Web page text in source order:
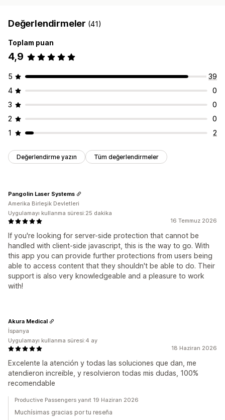
Değerlendirmeler (41)
Toplam puan
4,9
5
39
4
0
3
0
2
0
1
2
Değerlendirme yazın Tüm değerlendirmeler
16 Temmuz 2026
If you're looking for server-side protection that cannot be
handled with client-side javascript, this is the way to go. With
this app you can provide further protections from users being
able to access content that they shouldn't be able to do. Their
support is also very knowledgeable and a pleasure to work
with!
Pangolin Laser Systems
Amerika Birleşik Devletleri
Uygulamayı kullanma süresi:25 dakika
18 Haziran 2026
Excelente la atención y todas las soluciones que dan, me
atendieron increible, y resolvieron todas mis dudas, 100%
recomendable
Akura Medical
İspanya
Uygulamayı kullanma süresi:4 ay
Productive Passengers yanıt 19 Haziran 2026
Muchísimas gracias por tu reseña